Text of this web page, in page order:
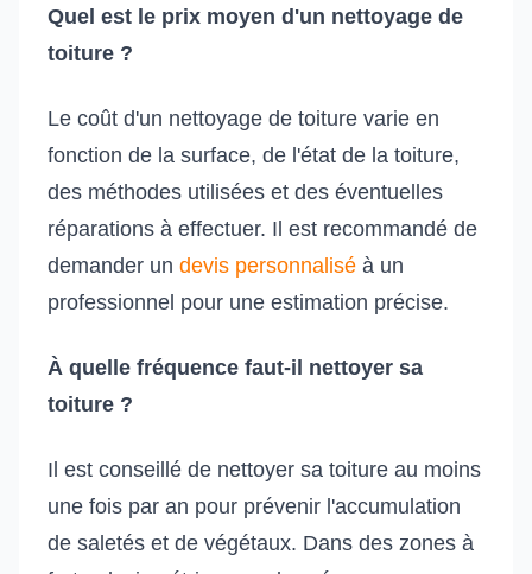
Quel est le prix moyen d'un nettoyage de
toiture ?
Le coût d'un nettoyage de toiture varie en
fonction de la surface, de l'état de la toiture,
des méthodes utilisées et des éventuelles
réparations à effectuer. Il est recommandé de
demander un devis personnalisé à un
professionnel pour une estimation précise.
À quelle fréquence faut-il nettoyer sa
toiture ?
Il est conseillé de nettoyer sa toiture au moins
une fois par an pour prévenir l'accumulation
de saletés et de végétaux. Dans des zones à